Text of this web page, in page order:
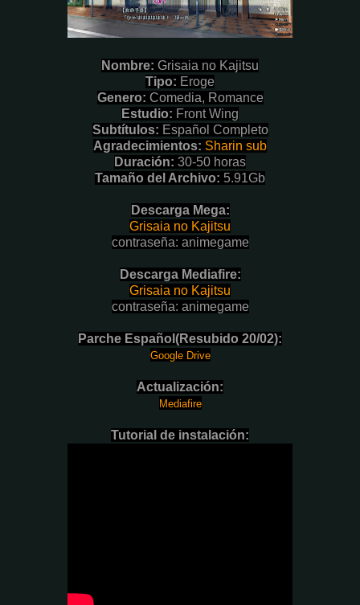
Nombre: Grisaia no Kajitsu
Tipo: Eroge
Genero: Comedia, Romance
Estudio: Front Wing
Subtítulos: Español Completo
Agradecimientos: Sharin sub
Duración: 30-50 horas
Tamaño del Archivo: 5.91Gb
Descarga Mega:
Grisaia no Kajitsu
contraseña: animegame
Descarga Mediafire:
Grisaia no Kajitsu
contraseña: animegame
Parche Español(Resubido 20/02):
Google Drive
Actualización:
Mediafire
Tutorial de instalación: